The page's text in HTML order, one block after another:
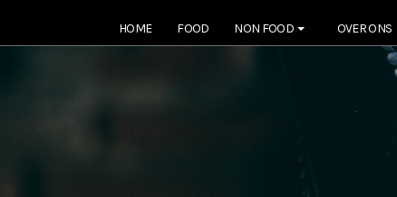
HOME FOOD NON FOOD OVER ONS